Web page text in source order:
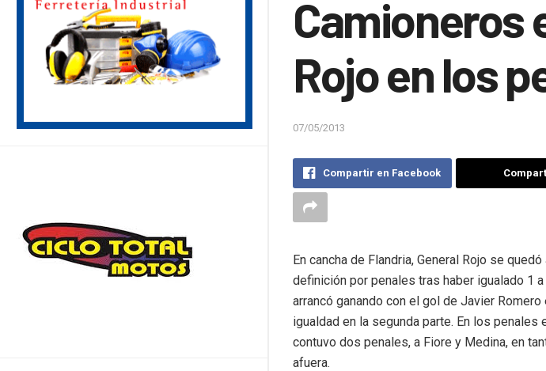
Camioneros
Rojo en los
07/05/2013
Compartir en Facebook
En cancha de Flandria, General Rojo se
definición por penales tras haber igualado 1
arrancó ganando con el gol de Javier
igualdad en la segunda parte. En los
contuvo dos penales, a Fiore y Medina, en
afuera.